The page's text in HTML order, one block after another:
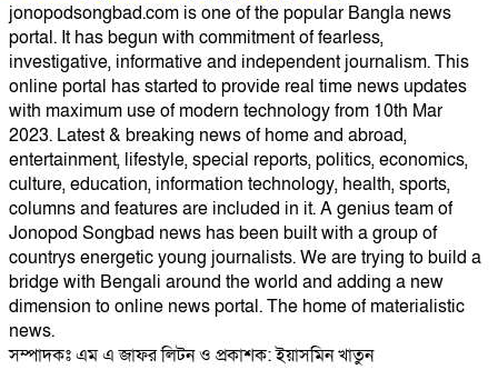
jonopodsongbad.com is one of the popular Bangla news
portal. It has begun with commitment of fearless,
investigative, informative and independent journalism. This
online portal has started to provide real time news updates
with maximum use of modern technology from 10th Mar
2023. Latest & breaking news of home and abroad,
entertainment, lifestyle, special reports, politics, economics,
culture, education, information technology, health, sports,
columns and features are included in it. A genius team of
Jonopod Songbad news has been built with a group of
countrys energetic young journalists. We are trying to build a
bridge with Bengali around the world and adding a new
dimension to online news portal. The home of materialistic
news.
সম্পাদকঃ এম এ জাফর লিটন ও প্রকাশক: ইয়াসমিন খাতুন